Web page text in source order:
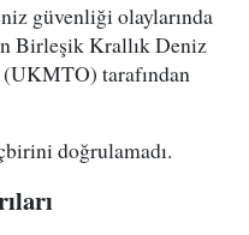
güvenliği olaylarında
Birleşik Krallık Deniz
tarafından
doğrulamadı.